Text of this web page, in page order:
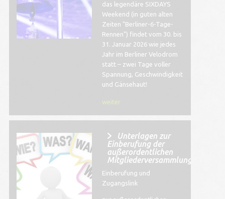
das legendäre SIXDAYS
Weekend (in guten alten
Zeiten "Berliner-6-Tage-
Rennen") findet vom 30. bis
31. Januar 2026 wie jedes
Jahr im Berliner Velodrom
statt – zwei Tage voller
Spannung, Geschwindigkeit
und Gänsehaut!
weiter
Unterlagen zur
Einberufung der
außerordentlichen
Mitgliederversammlung
Einberufung und
Zugangslink